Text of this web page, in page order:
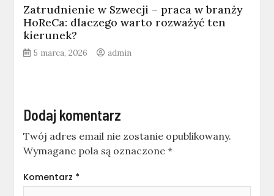
Zatrudnienie w Szwecji – praca w branży
HoReCa: dlaczego warto rozważyć ten
kierunek?
5 marca, 2026 admin
Dodaj komentarz
Twój adres email nie zostanie opublikowany.
Wymagane pola są oznaczone*
Komentarz *